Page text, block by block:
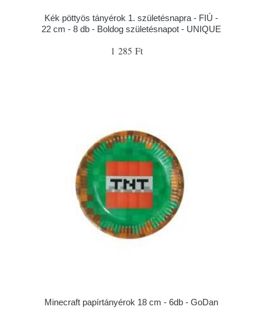
Kék pöttyös tányérok 1. születésnapra - FIÚ -
22 cm - 8 db - Boldog születésnapot - UNIQUE
1 285 Ft
Minecraft papírtányérok 18 cm - 6db - GoDan